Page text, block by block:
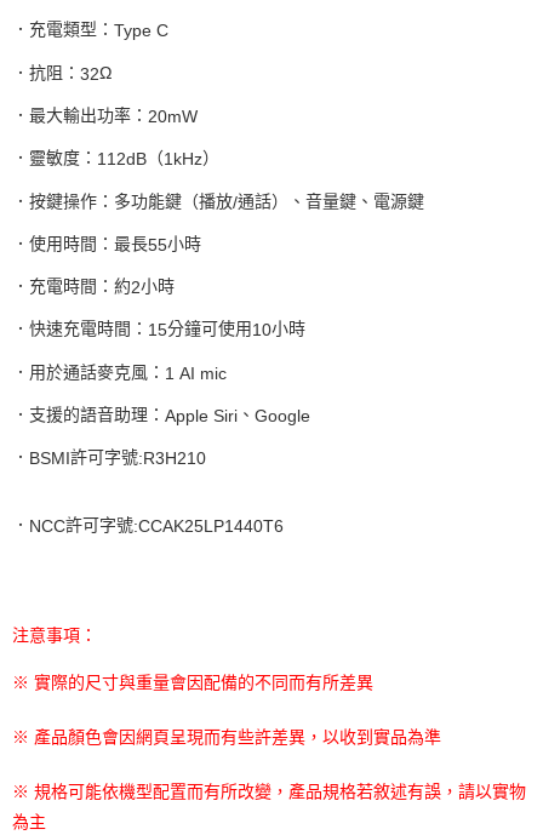
．充電類型： Type C
．抗阻： 32Ω
．最大輸出功率： 20mW
．靈敏度： 112dB （1kHz）
．按鍵操作：多功能鍵（播放/通話）、音量鍵、電源鍵
．使用時間：最長55小時
．充電時間：約2小時
．快速充電時間： 15分鐘可使用10小時
．用於通話麥克風： 1 AI mic
．支援的語音助理： Apple Siri 、 Google
． BSMI 許可字號:R3H210
． NCC許可字號:CCAK25LP1440T6
注意事項：
※ 實際的尺寸與重量會因配備的不同而有所差異
※ 產品顏色會因網頁呈現而有些許差異，以收到實品為準
※ 規格可能依機型配置而有所改變，產品規格若敘述有誤，請以實物
為主